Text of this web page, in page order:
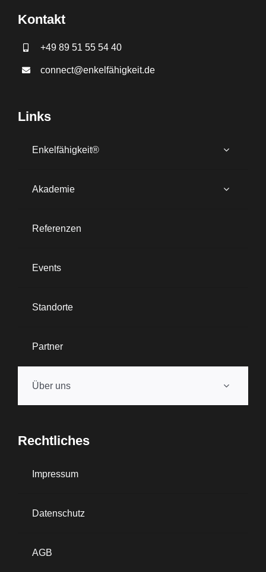
Kontakt
+49 89 51 55 54 40
connect@enkelfähigkeit.de
Links
Enkelfähigkeit®
Akademie
Referenzen
Events
Standorte
Partner
Über uns
Rechtliches
Impressum
Datenschutz
AGB